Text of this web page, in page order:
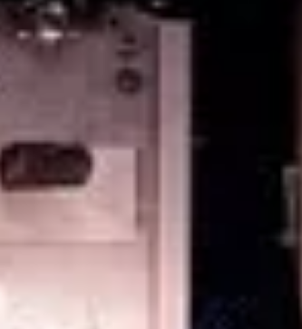
pracowniczych nie należy do rzadkości.
Warto być świadomym kiedy
pracodawca nie przestrzega
obowiązujących go przepisów. […]